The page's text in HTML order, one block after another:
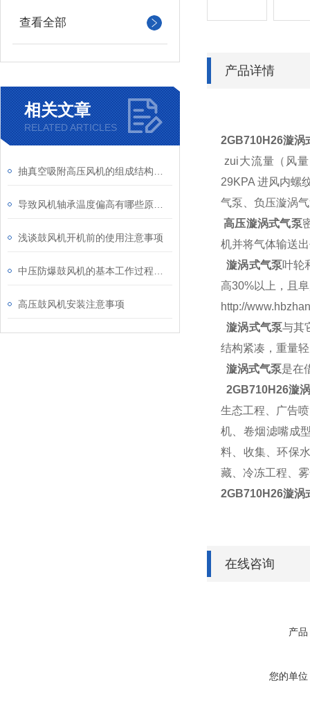
查看全部
相关文章
RELATED ARTICLES
浅谈鼓风机开机前的使用注意事项
高压鼓风机安装注意事项
产品详情
2GB710H26漩涡
zui大流量（风
29KPA 进风内螺
气泵、负压漩涡
高压漩涡式气泵
机并将气体输送
漩涡式气泵叶轮
高30%以上，且
http://
漩涡式气泵与其
结构紧凑，重量
漩涡式气泵是在
2GB710H26漩
生态工程、广告
机、卷烟滤嘴成
料、收集、环保
藏、冷冻工程、
2GB710H26漩涡
在线咨询
产品
您的单位